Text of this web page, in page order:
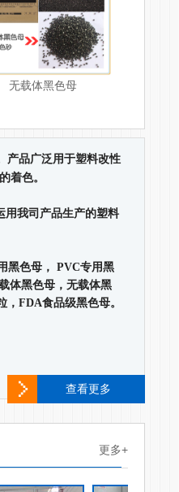
无载体黑色母
产品广泛用于塑料改性
着色。
用我司产品生产的塑料
黑色母， PVC专用黑
体黑色母，无载体黑
FDA食品级黑色母。
查看更多
更多+